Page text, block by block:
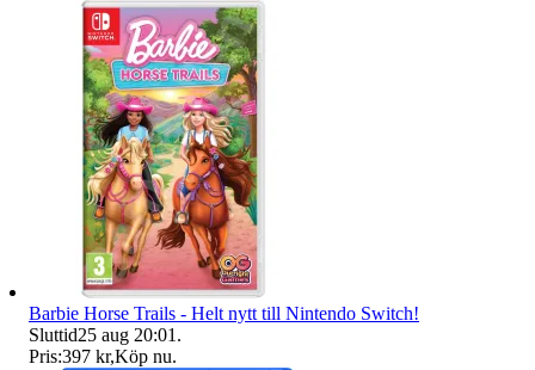
Barbie Horse Trails - Helt nytt till Nintendo Switch!
Sluttid25 aug 20:01 .
Pris:397 kr,Köp nu.